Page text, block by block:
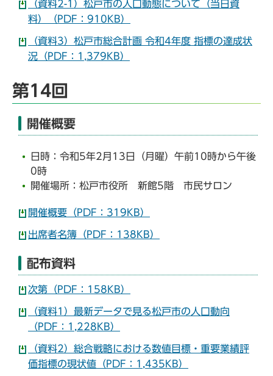
（資料2-1）松戸市の人口動態について（当日資
料）（PDF：910KB）
（資料3）松戸市総合計画 令和4年度 指標の達成状
況（PDF：1,379KB）
第14回
開催概要
日時：令和5年2月13日（月曜）午前10時から午後
0時
開催場所：松戸市役所 新館5階 市民サロン
開催概要（PDF：319KB）
出席者名簿（PDF：138KB）
配布資料
次第（PDF：158KB）
（資料1）最新データで見る松戸市の人口動向
（PDF：1,228KB）
（資料2）総合戦略における数値目標・重要業績評
価指標の現状値（PDF：1,435KB）